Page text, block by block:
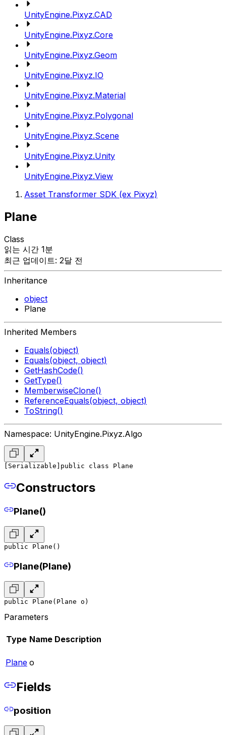
UnityEngine.Pixyz.CAD
UnityEngine.Pixyz.Core
UnityEngine.Pixyz.Geom
UnityEngine.Pixyz.IO
UnityEngine.Pixyz.Material
UnityEngine.Pixyz.Polygonal
UnityEngine.Pixyz.Scene
UnityEngine.Pixyz.Unity
UnityEngine.Pixyz.View
Asset Transformer SDK (ex Pixyz)
Plane
Class
읽는 시간 1분
최근 업데이트: 2달 전
Inheritance
object
Plane
Inherited Members
Equals(object)
Equals(object, object)
GetHashCode()
GetType()
MemberwiseClone()
ReferenceEquals(object, object)
ToString()
Namespace: UnityEngine.Pixyz.Algo
[Serializable] public class Plane
Constructors
Plane()
public Plane()
Plane(Plane)
public Plane(Plane o)
Parameters
Type Name Description
Plane o
Fields
position